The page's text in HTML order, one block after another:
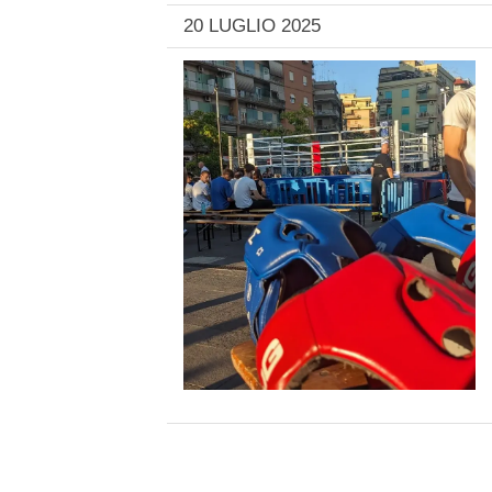
20 LUGLIO 2025